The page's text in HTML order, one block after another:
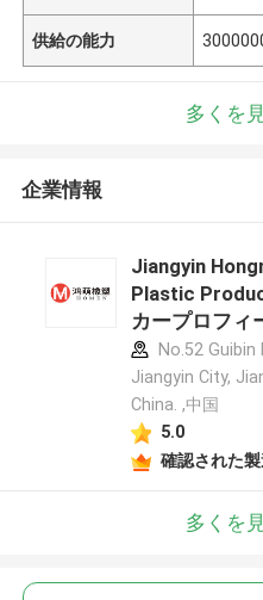
供給の能力
多くを
企業情報
Jiangyin
Plastic
カープロフィ
No.52 Guibin
Jiangyin City,
China. ,中国
5.0
確認された
多くを